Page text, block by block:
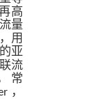
高
量
用
亚
流
常
，